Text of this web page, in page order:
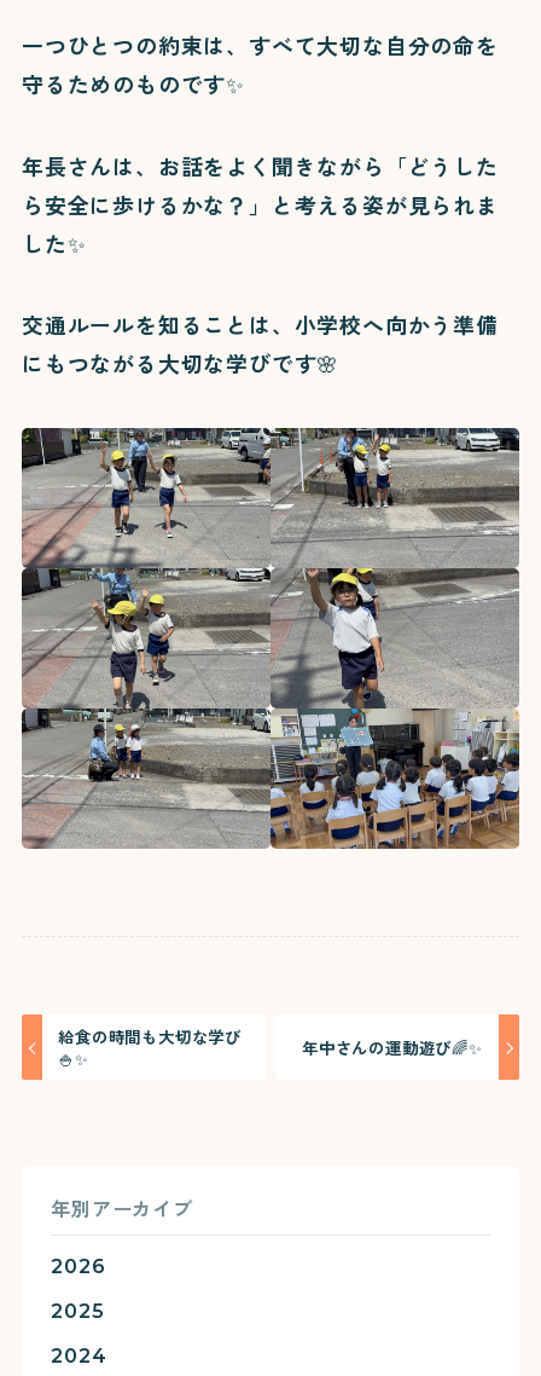
教育理念 園の紹介
写真ギャラリー
入園案内 園庭開放
園の生活 園の特色
鼓笛隊の取り組み
110番直結防犯導入
施設 小規模保育所
一つひとつの約束は、すべて大切な自分の命を
守るためのものです✨
年長さんは、お話をよく聞きながら「どうした
ら安全に歩けるかな？」と考える姿が見られま
した✨
交通ルールを知ることは、小学校へ向かう準備
にもつながる大切な学びです🌸
給食の時間も大切な学び
🍚✨
年中さんの運動遊び🌈✨
年別アーカイブ
2026
2025
2024